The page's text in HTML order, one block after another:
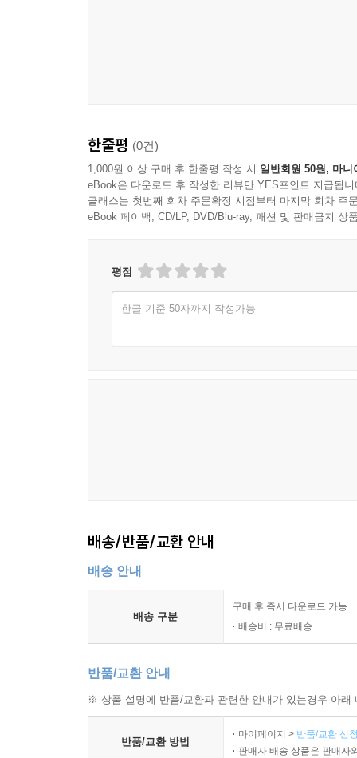
한줄평 (0건)
1,000원 이상 구매 후 한줄평 작성 시 일반회원 50원, 마니
eBook은 다운로드 후 작성한 리뷰만 YES포인트 지급됩니
클래스는 첫번째 회차 주문확정 시점부터 마지막 회차 주
eBook 페이백, CD/LP, DVD/Blu-ray, 패션 및 판매금지 상
평점
한글 기준 50자까지 작성가능
배송/반품/교환 안내
배송 안내
배송 구분
구매 후 즉시 다운로드 가능
배송비 : 무료배송
반품/교환 안내
※ 상품 설명에 반품/교환과 관련한 안내가 있는경우 아
반품/교환 방법
마이페이지 > 반품/교환 신
판매자 배송 상품은 판매자